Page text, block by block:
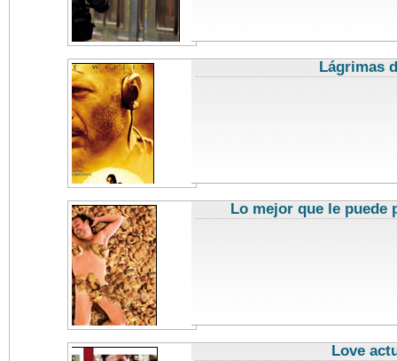
Lágrimas
Lo mejor que le puede
Love